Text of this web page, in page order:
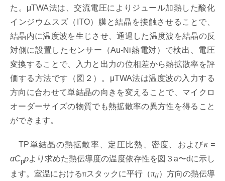
た。μTWA法は、交流電圧によりジュール加熱した酸化
インジウムスズ（ITO）膜と結晶を接触させることで、
結晶内に温度波を生じさせ、通過した温度波を結晶の反
対側に設置したセンサー（Au-Ni熱電対）で検出、電圧
変換することで、入力と出力の位相差から熱拡散率を評
価する方法です（図２）。μTWA法は温度波の入力する
方向に合わせて単結晶の向きを変えることで、マイクロ
オーダーサイズの物質でも熱拡散率の異方性を得ること
ができます。
TP単結晶の熱拡散率、定圧比熱、密度、およびκ =
αCpρより求めた熱伝導度の温度依存性を図３a〜dに示し
ます。室温におけるπスタックに平行（π//）方向の熱伝導